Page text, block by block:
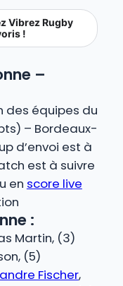
Vibrez Rugby
!
–
des équipes du
– Bordeaux-
d’envoi est à
est à suivre
en score live
:
Martin, (3)
(5)
Fischer,